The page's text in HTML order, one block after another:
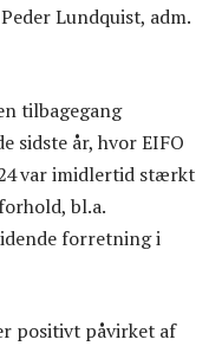
Lundquist, adm.
tilbagegang
sidste år, hvor EIFO
var imidlertid stærkt
bl.a.
forretning i
positivt påvirket af